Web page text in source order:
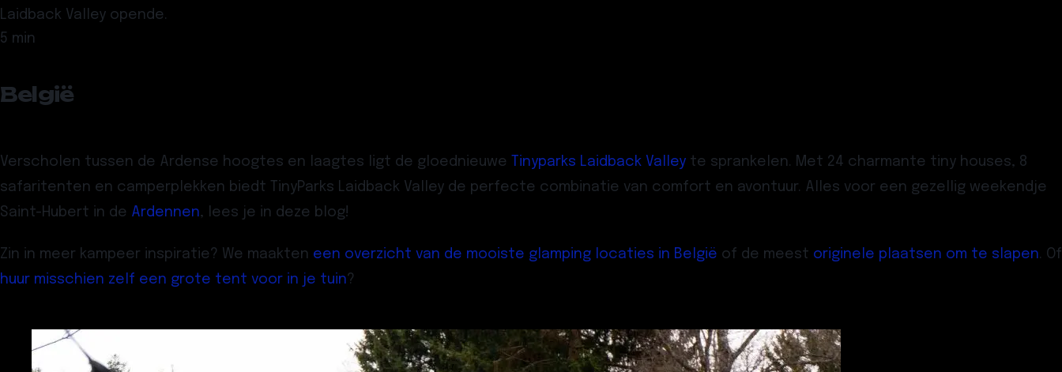
Laidback Valley opende.
5 min
België
Verscholen tussen de Ardense hoogtes en laagtes ligt de gloednieuwe Tinyparks Laidback Valley te sprankelen. Met 24 charmante tiny houses, 8
safaritenten en camperplekken biedt TinyParks Laidback Valley de perfecte combinatie van comfort en avontuur. Alles voor een gezellig weekendje
Saint-Hubert in de Ardennen, lees je in deze blog!
Zin in meer kampeer inspiratie? We maakten een overzicht van de mooiste glamping locaties in België of de meest originele plaatsen om te slapen. Of
huur misschien zelf een grote tent voor in je tuin?